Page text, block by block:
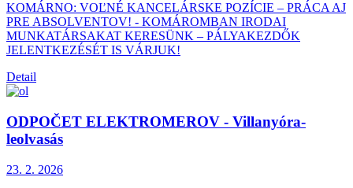
KOMÁRNO: VOĽNÉ KANCELÁRSKE POZÍCIE – PRÁCA AJ
PRE ABSOLVENTOV! - KOMÁROMBAN IRODAI
MUNKATÁRSAKAT KERESÜNK – PÁLYAKEZDŐK
JELENTKEZÉSÉT IS VÁRJUK!
Detail
ODPOČET ELEKTROMEROV - Villanyóra-
leolvasás
23. 2. 2026